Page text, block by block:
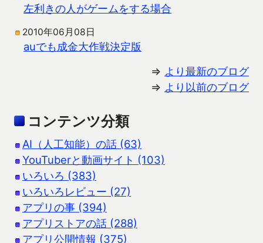
左利きの人がゲームをする場合
2010年06月08日
auでも成金大作戦決定版
⇒ より最新のブログ
⇒ より以前のブログ
コンテンツ分類
AI（人工知能）の話 (63)
YouTuberと動画サイト (103)
いろいろ (383)
いろいろレビュー (27)
アプリの事 (394)
アプリストアの話 (288)
アプリ公開情報 (375)